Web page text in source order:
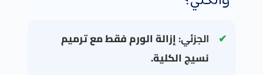
الجزئي:إزالة الورم فقط مع ترميم
نسيج الكلية.